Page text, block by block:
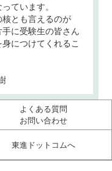
ています。
とも言えるのが
手に受験生の皆さん
につけてくれるこ
よくある質問
お問い合わせ
東進ドットコムへ